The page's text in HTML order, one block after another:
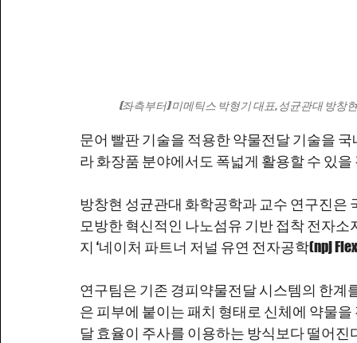
(좌측부터) 미메틱스 박형기 대표, 성균관대 방창
문어 빨판 기술을 적용한 약물전달 기술을
라 화장품 분야에서도 폭넓게 활용할 수 있
방창현 성균관대 화학공학과 교수 연구진
모방한 혁신적인 나노섬유 기반 접착 전자
지 ‘네이처 파트너 저널 유연 전자공학(npj
연구팀은 기존 경피약물전달 시스템의 한계
은 피부에 붙이는 패치 형태로 신체에 약물
달 효율이 주사를 이용하는 방식보다 떨어진